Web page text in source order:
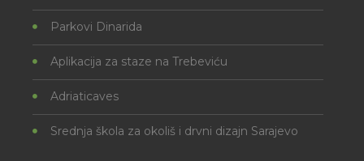
Parkovi Dinarida
Aplikacija za staze na Trebeviću
Adriaticaves
Srednja škola za okoliš i drvni dizajn Sarajevo